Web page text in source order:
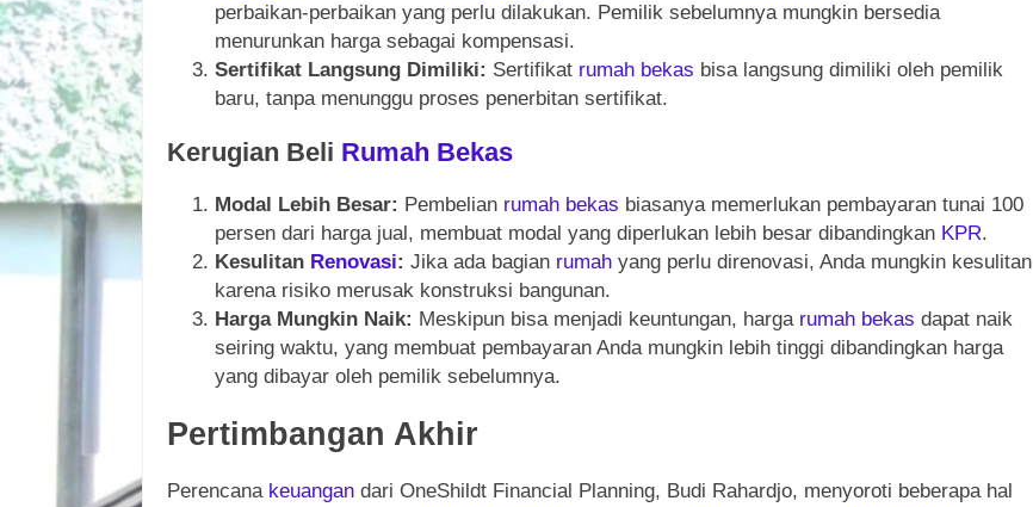
perbaikan-perbaikan yang perlu dilakukan. Pemilik sebelumnya mungkin bersedia
menurunkan harga sebagai kompensasi.
Sertifikat Langsung Dimiliki: Sertifikat rumah bekas bisa langsung dimiliki oleh pemilik
baru, tanpa menunggu proses penerbitan sertifikat.
Kerugian Beli Rumah Bekas
Modal Lebih Besar: Pembelian rumah bekas biasanya memerlukan pembayaran tunai 100
persen dari harga jual, membuat modal yang diperlukan lebih besar dibandingkan KPR.
Kesulitan Renovasi: Jika ada bagian rumah yang perlu direnovasi, Anda mungkin kesulitan
karena risiko merusak konstruksi bangunan.
Harga Mungkin Naik: Meskipun bisa menjadi keuntungan, harga rumah bekas dapat naik
seiring waktu, yang membuat pembayaran Anda mungkin lebih tinggi dibandingkan harga
yang dibayar oleh pemilik sebelumnya.
Pertimbangan Akhir
Perencana keuangan dari OneShildt Financial Planning, Budi Rahardjo, menyoroti beberapa hal